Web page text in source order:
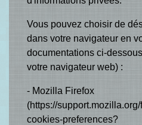
Vous pouvez choisir de
dans votre navigateur en
documentations ci-
votre navigateur web) :
- Mozilla Firefox
(https://
cookies-preferences?